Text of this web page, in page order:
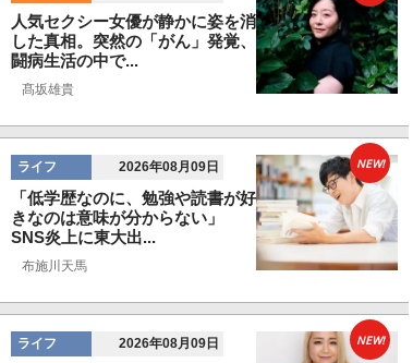
人気セクシー女優が静かに姿を消
した真相。突然の「がん」発覚、
闘病生活の中で...
髙坂雄貴
ライフ 2026年08月09日
「低学歴なのに、勉強や読書が好
きなのは意味が分からない」
SNS炎上に東大出...
布施川天馬
NEW!
ライフ 2026年08月09日 NEW!